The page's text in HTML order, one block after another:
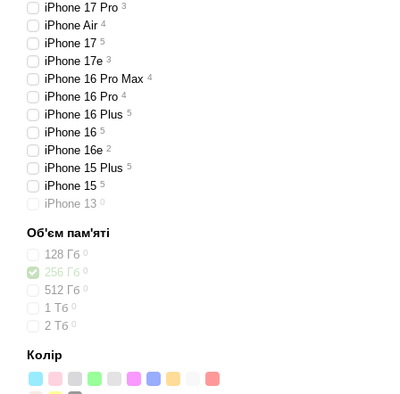
iPhone 17 Pro 3
iPhone Air 4
iPhone 17 5
iPhone 17e 3
iPhone 16 Pro Max 4
iPhone 16 Pro 4
iPhone 16 Plus 5
iPhone 16 5
iPhone 16e 2
iPhone 15 Plus 5
iPhone 15 5
iPhone 13 0
Об'єм пам'яті
128 Гб 0
256 Гб 0
512 Гб 0
1 Тб 0
2 Тб 0
Колір